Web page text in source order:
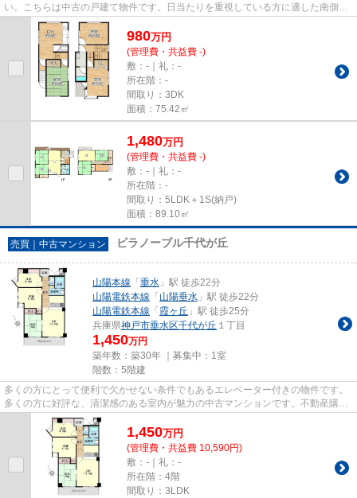
い。こちらは中古の戸建て物件です。日当たりを重視している方に適した南側道
路になります。ご希望の物件...
980万円
(管理費・共益費 -)
敷：-｜礼：-
所在階：-
間取り：3DK
面積：75.42㎡
1,480万円
(管理費・共益費 -)
敷：-｜礼：-
所在階：-
間取り：5LDK＋1S(納戸)
面積：89.10㎡
売買｜中古マンション ビラノーブル千代が丘
山陽本線 「 垂水 」駅 徒歩22分
山陽電鉄本線 「 山陽垂水 」駅 徒歩22分
山陽電鉄本線 「 霞ヶ丘 」駅 徒歩25分
兵庫県神戸市垂水区千代が丘 １丁目
1,450万円
築年数：築30年 ｜募集中： 1室
階数：5階建
多くの方にとって便利で欠かせない条件でもあるエレベーター付きの物件です。
多くの方に好評な、清潔感のある室内が魅力の中古マンションです。不動産購入
は人生で一度あるかないかの...
1,450万円
(管理費・共益費 10,590円)
敷：-｜礼：-
所在階：4階
間取り：3LDK